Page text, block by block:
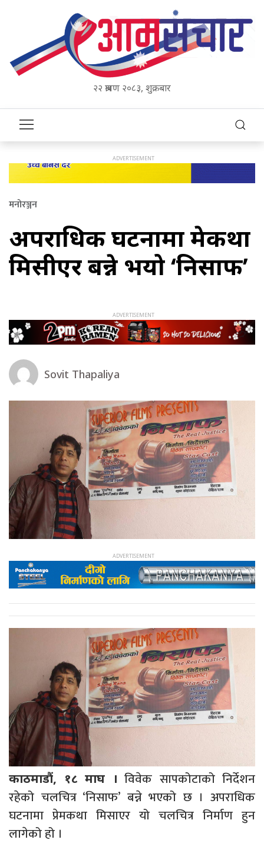
२२ श्रावण २०८३, शुक्रबार
मनोरञ्जन
अपराधिक घटनामा प्रेमकथा
मिसीएर बन्ने भयो ‘निसाफ’
Sovit Thapaliya
काठमाडौं, १८ माघ । विवेक सापकोटाको निर्देशन
रहेको चलचित्र ‘निसाफ’ बन्ने भएको छ । अपराधिक
घटनामा प्रेमकथा मिसाएर यो चलचित्र निर्माण हुन
लागेको हो ।